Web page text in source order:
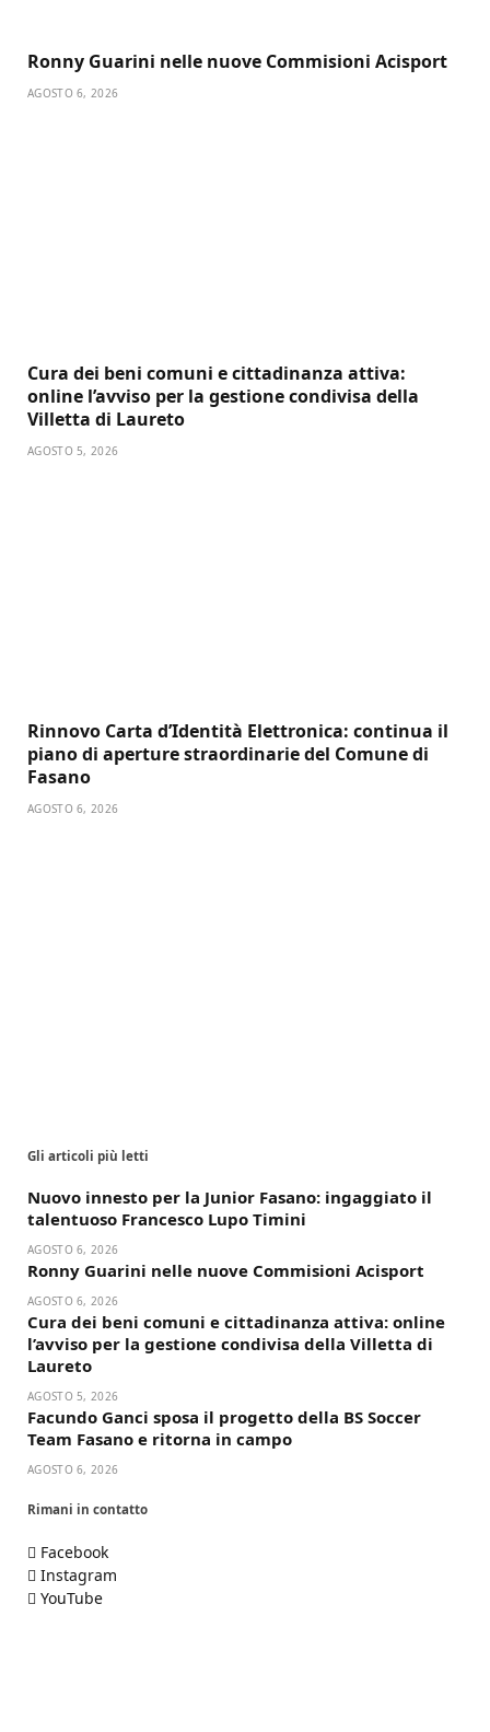
Ronny Guarini nelle nuove Commisioni Acisport
AGOSTO 6, 2026
Cura dei beni comuni e cittadinanza attiva:
online l’avviso per la gestione condivisa della
Villetta di Laureto
AGOSTO 5, 2026
Rinnovo Carta d’Identità Elettronica: continua il
piano di aperture straordinarie del Comune di
Fasano
AGOSTO 6, 2026
Gli articoli più letti
Nuovo innesto per la Junior Fasano: ingaggiato il
talentuoso Francesco Lupo Timini
AGOSTO 6, 2026
Ronny Guarini nelle nuove Commisioni Acisport
AGOSTO 6, 2026
Cura dei beni comuni e cittadinanza attiva: online
l’avviso per la gestione condivisa della Villetta di
Laureto
AGOSTO 5, 2026
Facundo Ganci sposa il progetto della BS Soccer
Team Fasano e ritorna in campo
AGOSTO 6, 2026
Rimani in contatto
Facebook
Instagram
YouTube